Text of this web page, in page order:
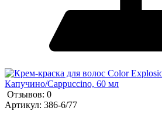
Отзывов: 0
Артикул: 386-6/77